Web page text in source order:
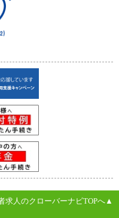
求人のクローバーナビTOPへ▲